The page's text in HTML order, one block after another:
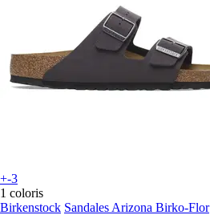
+-3
1 coloris
Birkenstock Sandales Arizona Birko-Flor